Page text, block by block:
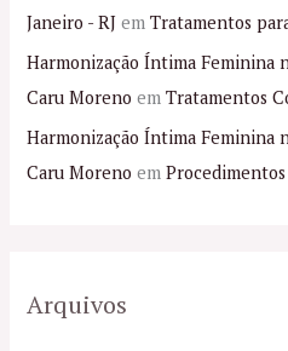
Janeiro - RJ emTratamentos
Harmonização Íntima Feminina
Caru Moreno emTratamentos
Harmonização Íntima Feminina
Caru Moreno emProcedimentos
Arquivos